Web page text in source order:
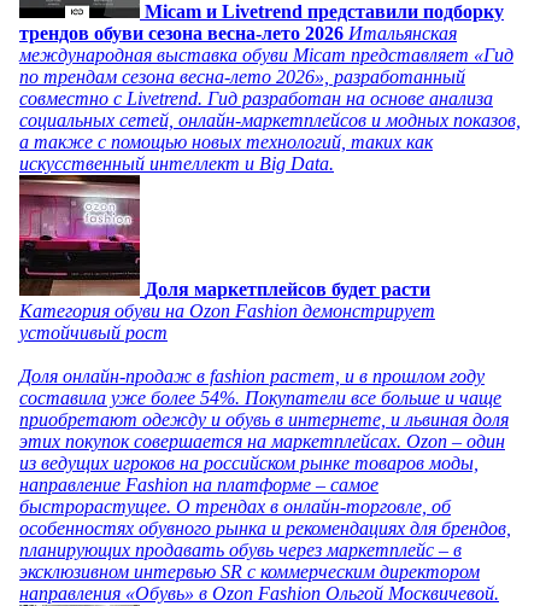
Micam и Livetrend представили подборку
трендов обуви сезона весна-лето 2026 Итальянская
международная выставка обуви Micam представляет «Гид
по трендам сезона весна-лето 2026», разработанный
совместно с Livetrend. Гид разработан на основе анализа
социальных сетей, онлайн-маркетплейсов и модных показов,
а также с помощью новых технологий, таких как
искусственный интеллект и Big Data.
Доля маркетплейсов будет расти
Категория обуви на Ozon Fashion демонстрирует
устойчивый рост
Доля онлайн-продаж в fashion растет, и в прошлом году
составила уже более 54%. Покупатели все больше и чаще
приобретают одежду и обувь в интернете, и львиная доля
этих покупок совершается на маркетплейсах. Ozon – один
из ведущих игроков на российском рынке товаров моды,
направление Fashion на платформе – самое
быстрорастущее. О трендах в онлайн-торговле, об
особенностях обувного рынка и рекомендациях для брендов,
планирующих продавать обувь через маркетплейс – в
эксклюзивном интервью SR с коммерческим директором
направления «Обувь» в Ozon Fashion Ольгой Москвичевой.